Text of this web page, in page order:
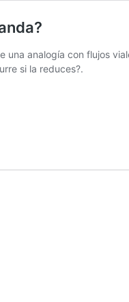
una analogía con flujos
si la reduces?.